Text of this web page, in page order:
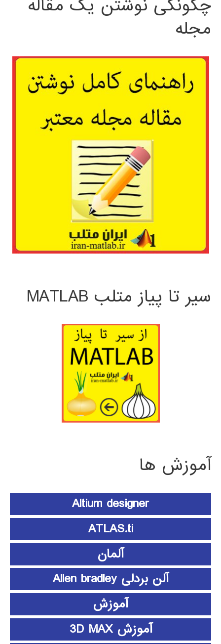
چگونگی نوشتن یک مقاله
مجله
سیر تا پیاز متلب MATLAB
آموزش ها
Altium designer
ATLAS.ti
آلمان
آلن بردلی Allen bradley
آموزش
آموزش 3D MAX